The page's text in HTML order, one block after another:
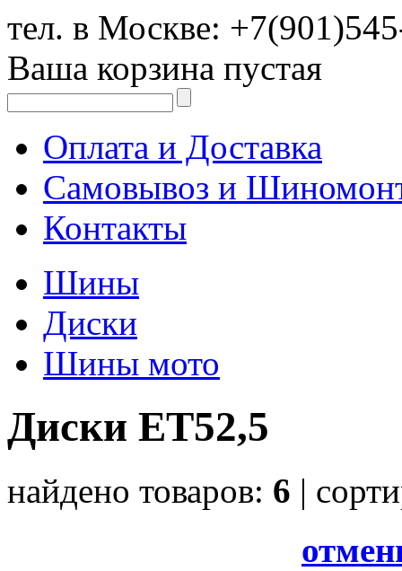
тел. в Москве:
Ваша корзина пустая
Оплата и Доставка
Самовывоз и
Контакты
Шины
Диски
Шины мото
Диски ET52,5
найдено товаров: 6 |